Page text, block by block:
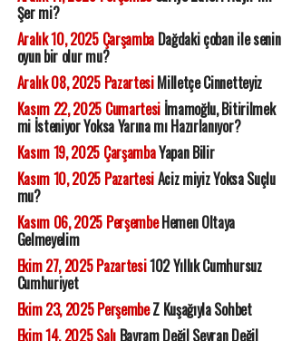
Şer mi?
Aralık 10, 2025 ÇarşambaDağdaki çoban ile senin
oyun bir olur mu?
Aralık 08, 2025 PazartesiMilletçe Cinnetteyiz
Kasım 22, 2025 Cumartesiİmamoğlu, Bitirilmek
mi İsteniyor Yoksa Yarına mı Hazırlanıyor?
Kasım 19, 2025 ÇarşambaYapan Bilir
Kasım 10, 2025 PazartesiAciz miyiz Yoksa Suçlu
mu?
Kasım 06, 2025 PerşembeHemen Oltaya
Gelmeyelim
Ekim 27, 2025 Pazartesi102 Yıllık Cumhursuz
Cumhuriyet
Ekim 23, 2025 PerşembeZ Kuşağıyla Sohbet
Ekim 14, 2025 SalıBayram Değil Seyran Değil